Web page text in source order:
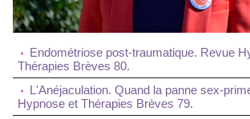
Endométriose post-traumatique. Revue
Thérapies Brèves 80.
L'Anéjaculation. Quand la panne sex-
Hypnose et Thérapies Brèves 79.